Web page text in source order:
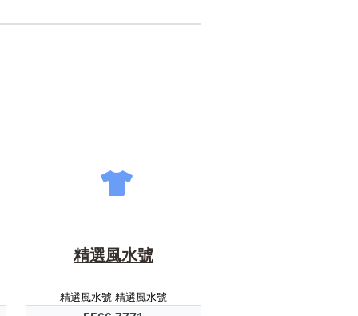
精選風水號
精選風水號 精選風水號